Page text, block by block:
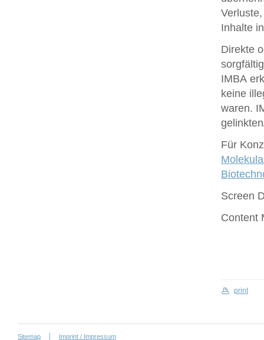
Inhalte
Direkte
IMBA
keine
waren.
Für
Screen
Content
print
Sitemap Imprint / Impressum